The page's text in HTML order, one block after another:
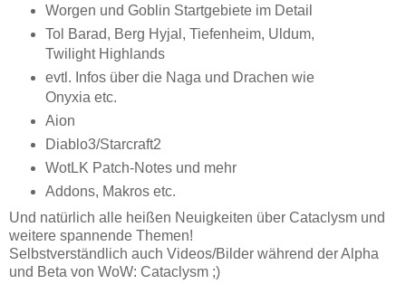
Worgen und Goblin Startgebiete im Detail
Tol Barad, Berg Hyjal, Tiefenheim, Uldum,
Twilight Highlands
evtl. Infos über die Naga und Drachen wie
Onyxia etc.
Aion
Diablo3/Starcraft2
WotLK Patch-Notes und mehr
Addons, Makros etc.
Und natürlich alle heißen Neuigkeiten über Cataclysm und
weitere spannende Themen!
Selbstverständlich auch Videos/Bilder während der Alpha
und Beta von WoW: Cataclysm ;)